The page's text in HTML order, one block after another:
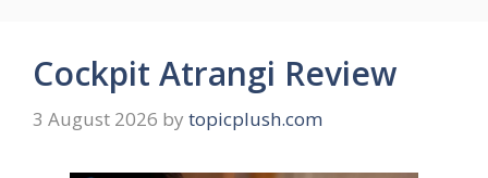
Cockpit Atrangi Review
3 August 2026 by topicplush.com